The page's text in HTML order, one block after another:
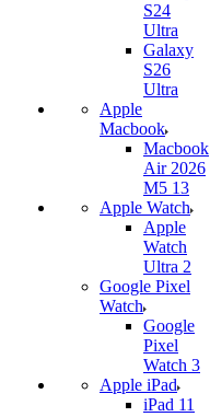
S24
Ultra
Galaxy
S26
Ultra
Apple
Macbook
Macbook
Air 2026
M5 13
Apple Watch
Apple
Watch
Ultra 2
Google Pixel
Watch
Google
Pixel
Watch 3
Apple iPad
iPad 11